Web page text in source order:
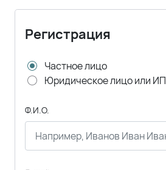
Регистрация
Частное лицо
Юридическое лицо или ИП
Ф.И.О.